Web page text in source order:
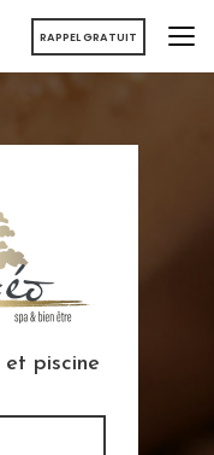
RAPPEL GRATUIT
piscine